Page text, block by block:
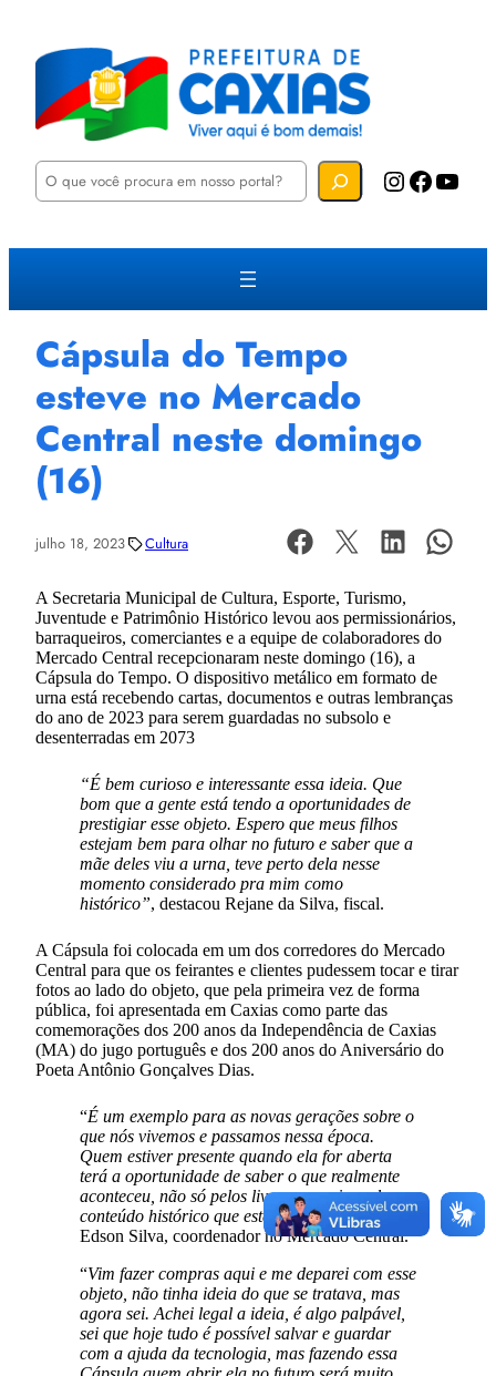
P
u
a
Instagram Facebook YouTube
Cápsula do Tempo
esteve no Mercado
Central neste domingo
(16)
julho 18, 2023 Cultura
A Secretaria Municipal de Cultura, Esporte, Turismo,
Juventude e Patrimônio Histórico levou aos permissionários,
barraqueiros, comerciantes e a equipe de colaboradores do
Mercado Central recepcionaram neste domingo (16), a
Cápsula do Tempo. O dispositivo metálico em formato de
urna está recebendo cartas, documentos e outras lembranças
do ano de 2023 para serem guardadas no subsolo e
desenterradas em 2073
“É bem curioso e interessante essa ideia. Que
bom que a gente está tendo a oportunidades de
prestigiar esse objeto. Espero que meus filhos
estejam bem para olhar no futuro e saber que a
mãe deles viu a urna, teve perto dela nesse
momento considerado pra mim como
histórico”, destacou Rejane da Silva, fiscal.
A Cápsula foi colocada em um dos corredores do Mercado
Central para que os feirantes e clientes pudessem tocar e tirar
fotos ao lado do objeto, que pela primeira vez de forma
pública, foi apresentada em Caxias como parte das
comemorações dos 200 anos da Independência de Caxias
(MA) do jugo português e dos 200 anos do Aniversário do
Poeta Antônio Gonçalves Dias.
“É um exemplo para as novas gerações sobre o
que nós vivemos e passamos nessa época.
Quem estiver presente quando ela for aberta
terá a oportunidade de saber o que realmente
aconteceu, não só pelos livros, mas sim pelo
conteúdo histórico que estará presente“, frisa
Edson Silva, coordenador no Mercado Central.
“Vim fazer compras aqui e me deparei com esse
objeto, não tinha ideia do que se tratava, mas
agora sei. Achei legal a ideia, é algo palpável,
sei que hoje tudo é possível salvar e guardar
com a ajuda da tecnologia, mas fazendo essa